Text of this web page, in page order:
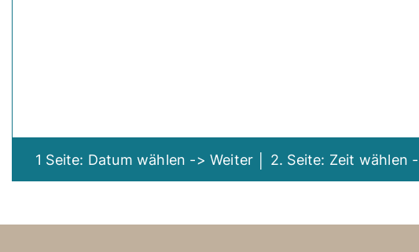
1 Seite: Datum wählen -> Weiter │ 2. Seite: Zeit